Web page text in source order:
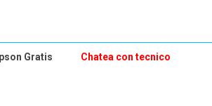
Gratis Chatea con tecnico